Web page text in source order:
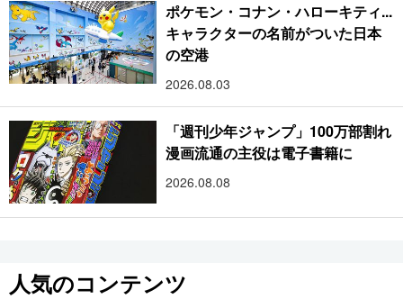
ポケモン・コナン・ハローキティ...
キャラクターの名前がついた日本
の空港
2026.08.03
「週刊少年ジャンプ」100万部割れ
漫画流通の主役は電子書籍に
2026.08.08
人気のコンテンツ